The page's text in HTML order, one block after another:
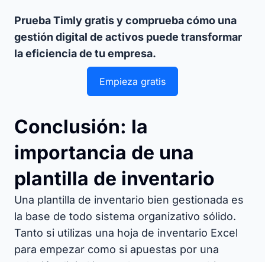
Prueba Timly gratis y comprueba cómo una
gestión digital de activos puede transformar
la eficiencia de tu empresa.
Empieza gratis
Conclusión: la
importancia de una
plantilla de inventario
Una plantilla de inventario bien gestionada es
la base de todo sistema organizativo sólido.
Tanto si utilizas una hoja de inventario Excel
para empezar como si apuestas por una